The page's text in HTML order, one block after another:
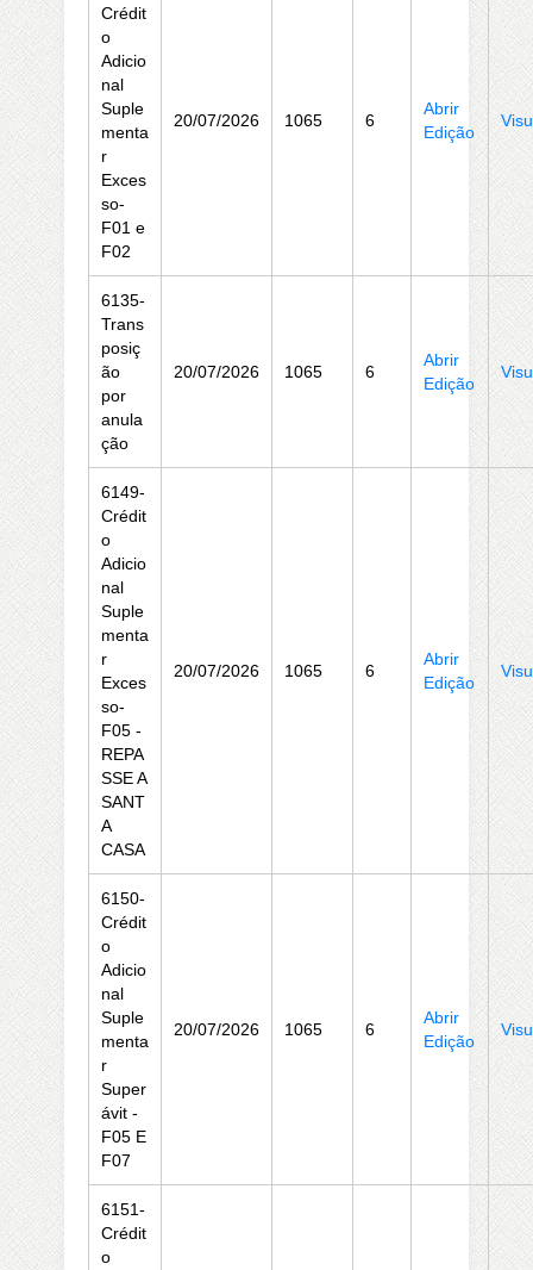
Crédit
o
Adicio
nal
Suple
menta
r
Exces
so-
F01 e
F02
20/07/2026 1065 6
Abrir
Edição
6135-
Trans
posiç
ão
por
anula
ção
20/07/2026 1065 6
Abrir
Edição
6149-
Crédit
o
Adicio
nal
Suple
menta
r
Exces
so-
F05 -
REPA
SSE A
SANT
A
CASA
20/07/2026 1065 6
Abrir
Edição
6150-
Crédit
o
Adicio
nal
Suple
menta
r
Super
ávit -
F05 E
F07
20/07/2026 1065 6
Abrir
Edição
6151-
Crédit
o